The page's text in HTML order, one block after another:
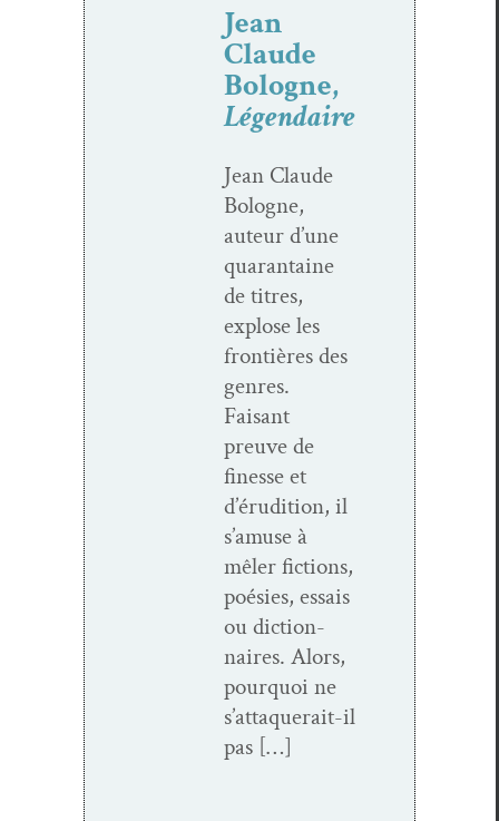
Jean
Claude
Bologne,
Légendaire
Jean Claude
Bologne,
auteur d’une
quar­an­taine
de titres,
explose les
fron­tières des
gen­res.
Faisant
preuve de
finesse et
d’éru­di­tion, il
s’a­muse à
mêler fic­tions,
poésies, essais
ou dic­tio­n­
naires. Alors,
pourquoi ne
s’at­ta­que­rait-il
pas […]